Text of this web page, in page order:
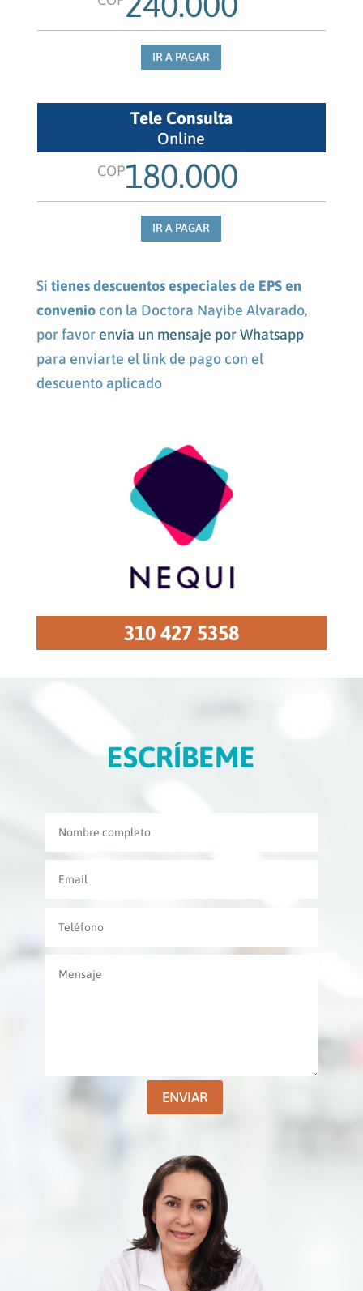
IR A PAGAR
Tele Consulta
Online
COP180.000
IR A PAGAR
Si tienes descuentos especiales de EPS en
conveniocon la Doctora Nayibe Alvarado,
por favor envia un mensaje por Whatsapp
para enviarte el link de pago con el
descuento aplicado
310 427 5358
ESCRÍBEME
ENVIAR